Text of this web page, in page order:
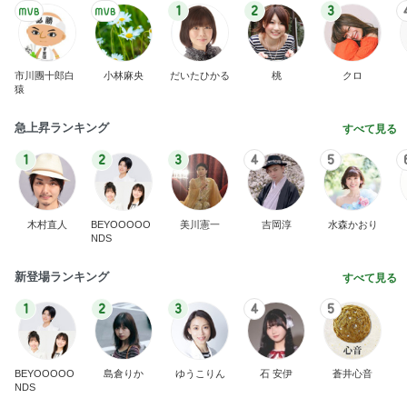
市川團十郎白
猿
小林麻央
1
だいたひかる
2
桃
3
クロ
急上昇ランキング すべて見る
1
木村直人
2
BEYOOOOO
NDS
3
美川憲一
4
吉岡淳
5
水森かおり
新登場ランキング すべて見る
1
BEYOOOOO
NDS
2
島倉りか
3
ゆうこりん
4
石 安伊
5
蒼井心音